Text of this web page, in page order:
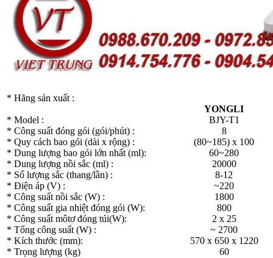
* Hãng sản xuất :
* Model :
* Công suất đóng gói (gói/phút) :
* Quy cách bao gói (dài x rộng) :
* Dung lượng bao gói lớn nhất (ml):
* Dung lượng nồi sắc (ml) :
* Số lượng sắc (thang/lần) :
* Điện áp (V) :
* Công suất nồi sắc (W) :
* Công suất gia nhiệt đóng gói (W):
* Công suất môtơ đóng túi(W):
* Tổng công suất (W) :
* Kích thước (mm):
* Trọng lượng (kg)
YONGLI
BJY-T1
8
(80~185) x 100
60~280
20000
8-12
~220
1800
800
2 x 25
~ 2700
570 x 650 x 1220
60​